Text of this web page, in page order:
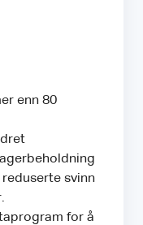
enn 80
svinn
for å